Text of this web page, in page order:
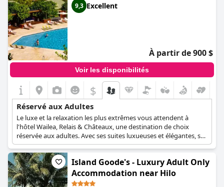
9,3 Excellent
À partir de 900 $
Voir les disponibilités
$
Réservé aux Adultes
Le luxe et la relaxation les plus extrêmes vous attendent à
l'hôtel Wailea, Relais & Châteaux, une destination de choix
réservée aux adultes. Avec ses suites luxueuses et élégantes, ses
vastes étendues de jardins d'inspiration zen, son centre de bien-
être bien équipé et son atmosphère calme et tranquille, ce
complexe 5 étoiles vous garantit l'intimité et la tranquillité que
vous méritez pour une escapade des plus relaxantes et sans
stress.
Island Goode's - Luxury Adult Only
Accommodation near Hilo